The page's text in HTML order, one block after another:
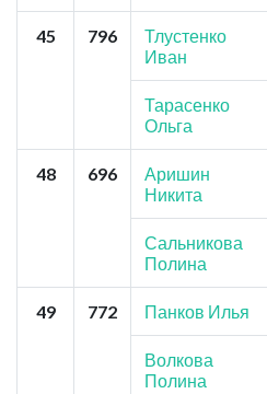
45 796
Тлустенко
Иван
Тарасенко
Ольга
48 696
Аришин
Никита
Сальникова
Полина
49 772 Панков Илья
Волкова
Полина